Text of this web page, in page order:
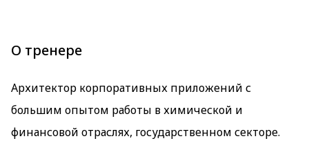
О тренере
Архитектор корпоративных приложений с
большим опытом работы в химической и
финансовой отраслях, государственном секторе.